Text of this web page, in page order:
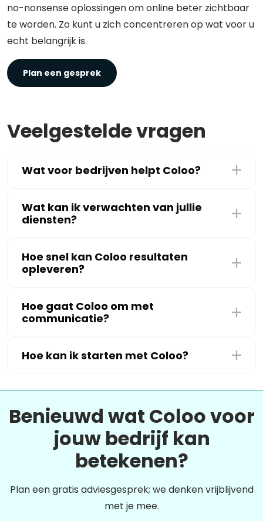
no-nonsense oplossingen om online beter zichtbaar
te worden. Zo kunt u zich concentreren op wat voor u
echt belangrijk is.
Plan een gesprek
Veelgestelde vragen
Wat voor bedrijven helpt Coloo?
Wat kan ik verwachten van jullie
diensten?
Hoe snel kan Coloo resultaten
opleveren?
Hoe gaat Coloo om met
communicatie?
Hoe kan ik starten met Coloo?
Benieuwd wat Coloo voor
jouw bedrijf kan
betekenen?
Plan een gratis adviesgesprek; we denken vrijblijvend
met je mee.